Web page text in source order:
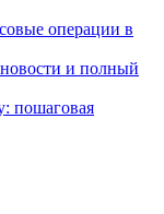
операции в
и полный
пошаговая